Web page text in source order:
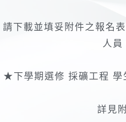
下載並填妥附件之報名
人員
★下學期選修 採礦工程 學
詳見